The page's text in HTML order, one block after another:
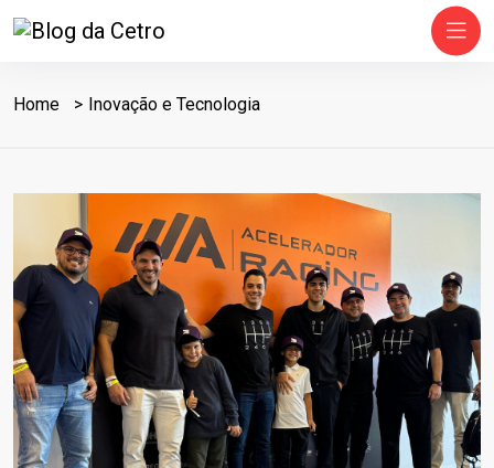
Home Inovação e Tecnologia